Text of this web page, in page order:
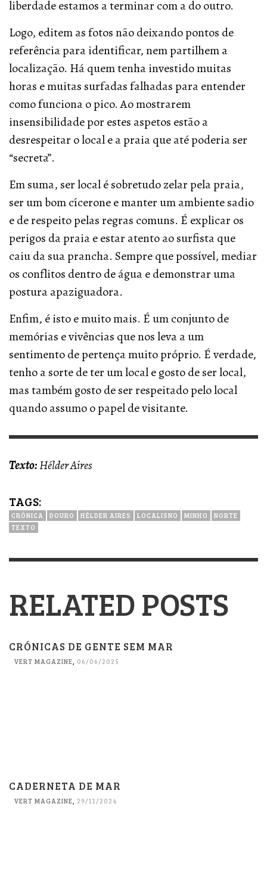
liberdade estamos a terminar com a do outro.
Logo, editem as fotos não deixando pontos de
referência para identificar, nem partilhem a
localização. Há quem tenha investido muitas
horas e muitas surfadas falhadas para entender
como funciona o pico. Ao mostrarem
insensibilidade por estes aspetos estão a
desrespeitar o local e a praia que até poderia ser
“secreta”.
Em suma, ser local é sobretudo zelar pela praia,
ser um bom cícerone e manter um ambiente sadio
e de respeito pelas regras comuns. É explicar os
perigos da praia e estar atento ao surfista que
caiu da sua prancha. Sempre que possível, mediar
os conflitos dentro de água e demonstrar uma
postura apaziguadora.
Enfim, é isto e muito mais. É um conjunto de
memórias e vivências que nos leva a um
sentimento de pertença muito próprio. É verdade,
tenho a sorte de ter um local e gosto de ser local,
mas também gosto de ser respeitado pelo local
quando assumo o papel de visitante.
Texto:Hélder Aires
TAGS:
CRÓNICA DOURO HÉLDER AIRES LOCALISNO MINHO
NORTE
TEXTO
RELATED POSTS
CRÓNICAS DE GENTE SEM MAR
VERT MAGAZINE 06/06/2025
CADERNETA DE MAR
VERT MAGAZINE, 29/11/2024